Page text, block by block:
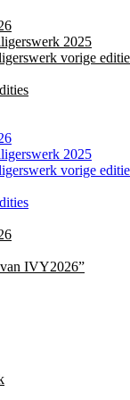
2025
vorige
2025
vorige
van IVY2026”